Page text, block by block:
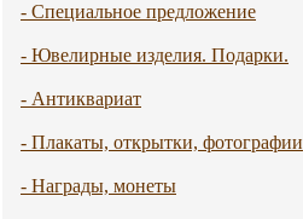
- Специальное предложение
- Ювелирные изделия. Подарки.
- Антиквариат
- Плакаты, открытки, фотографии
- Награды, монеты